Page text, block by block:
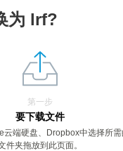
为 lrf?
第一步
要下载文件
云端硬盘、Dropbox中选择所
件夹拖放到此页面。